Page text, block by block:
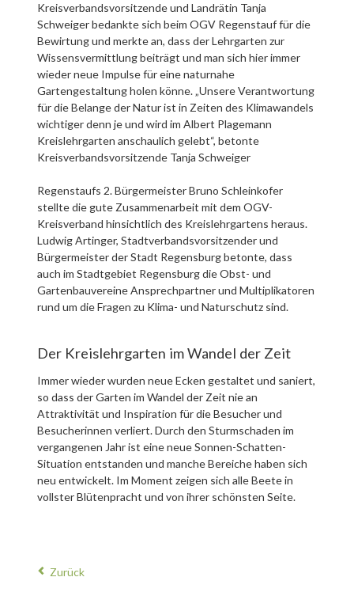
Kreisverbandsvorsitzende und Landrätin Tanja
Schweiger bedankte sich beim OGV Regenstauf für die
Bewirtung und merkte an, dass der Lehrgarten zur
Wissensvermittlung beiträgt und man sich hier immer
wieder neue Impulse für eine naturnahe
Gartengestaltung holen könne. „Unsere Verantwortung
für die Belange der Natur ist in Zeiten des Klimawandels
wichtiger denn je und wird im Albert Plagemann
Kreislehrgarten anschaulich gelebt“, betonte
Kreisverbandsvorsitzende Tanja Schweiger
Regenstaufs 2. Bürgermeister Bruno Schleinkofer
stellte die gute Zusammenarbeit mit dem OGV-
Kreisverband hinsichtlich des Kreislehrgartens heraus.
Ludwig Artinger, Stadtverbandsvorsitzender und
Bürgermeister der Stadt Regensburg betonte, dass
auch im Stadtgebiet Regensburg die Obst- und
Gartenbauvereine Ansprechpartner und Multiplikatoren
rund um die Fragen zu Klima- und Naturschutz sind.
Der Kreislehrgarten im Wandel der Zeit
Immer wieder wurden neue Ecken gestaltet und saniert,
so dass der Garten im Wandel der Zeit nie an
Attraktivität und Inspiration für die Besucher und
Besucherinnen verliert. Durch den Sturmschaden im
vergangenen Jahr ist eine neue Sonnen-Schatten-
Situation entstanden und manche Bereiche haben sich
neu entwickelt. Im Moment zeigen sich alle Beete in
vollster Blütenpracht und von ihrer schönsten Seite.
Zurück